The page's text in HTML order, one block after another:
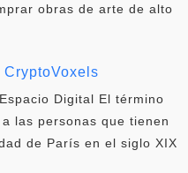
obras de arte de alto
Digital El término
las personas que tienen
de París en el siglo XIX